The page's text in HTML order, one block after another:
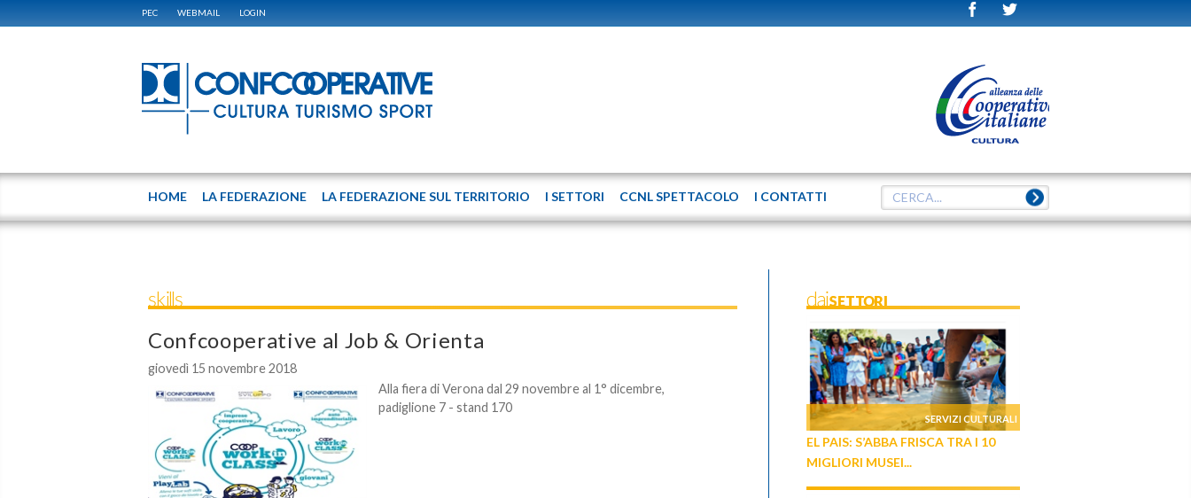
PEC WEBMAIL LOGIN
HOME LA FEDERAZIONE LA FEDERAZIONE SUL TERRITORIO I SETTORI CCNL SPETTACOLO I CONTATTI
skills
Confcooperative al Job & Orienta
giovedì 15 novembre 2018
Alla fiera di Verona dal 29 novembre al 1° dicembre,
padiglione 7 - stand 170
daiSETTORI
SERVIZI CULTURALI
EL PAIS: S’ABBA FRISCA TRA I 10
MIGLIORI MUSEI...